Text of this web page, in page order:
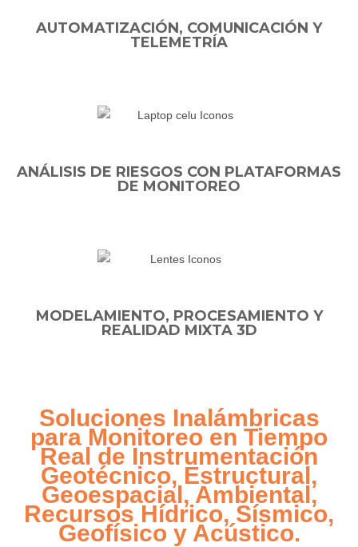
AUTOMATIZACIÓN, COMUNICACIÓN Y
TELEMETRÍA
ANÁLISIS DE RIESGOS CON PLATAFORMAS
DE MONITOREO
MODELAMIENTO, PROCESAMIENTO Y
REALIDAD MIXTA 3D
Soluciones Inalámbricas
para Monitoreo en Tiempo
Real de Instrumentación
Geotécnico, Estructural,
Geoespacial, Ambiental,
Recursos Hídrico, Sísmico,
Geofísico y Acústico.